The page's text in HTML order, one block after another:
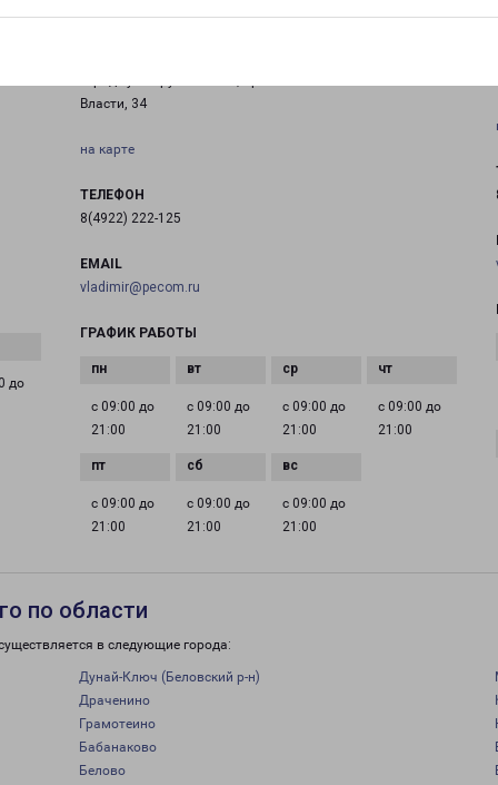
до
Власти, 34
на карте
ТЕЛЕФОН
8(4922) 222-125
EMAIL
vladimir@pecom.ru
ГРАФИК РАБОТЫ
с 09:00 до
21:00
с 09:00 до
21:00
с 09:00 до
21:00
с 09:00 до
21:00
с 09:00 до
21:00
с 09:00 до
21:00
с 09:00 до
21:00
по области
в следующие города:
Дунай-Ключ (Беловский р-н)
Драченино
Грамотеино
Бабанаково
Белово